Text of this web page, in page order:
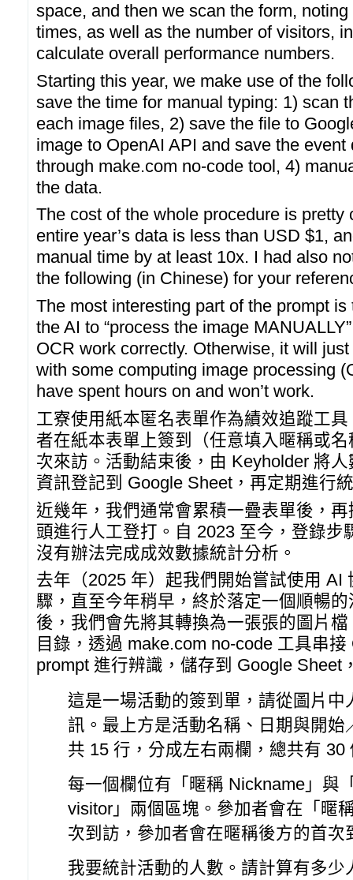
space, and then we scan the form,
times, as well as the number of visitors,
calculate overall performance numbers.
Starting this year, we make use of the
save the time for manual typing: 1) scan
each image files, 2) save the file to
image to OpenAI API and save the
through make.com no-code tool, 4)
the data.
The cost of the whole procedure is pretty
entire year’s data is less than USD $1,
manual time by at least 10x. I had also
the following (in Chinese) for your
The most interesting part of the prompt
the AI to “process the image
OCR work correctly. Otherwise, it will
with some computing image processing
have spent hours on and won’t work.
工寮使用紙本匿名表單作為績效追蹤工
者在紙本表單上簽到（任意填入暱稱或
次來訪。活動結束後，由 Keyholder 將
資訊登記到 Google Sheet，再定期進行
近幾年，我們通常會累積一疊表單後，
頭進行人工登打。自 2023 至今，登錄步
沒有辦法完成成效數據統計分析。
去年（2025 年）起我們開始嘗試使用 AI
驟，直至今年稍早，終於落定一個順暢
後，我們會先將其轉換為一張張的圖片
目錄，透過 make.com no-code 工具串
prompt 進行辨識，儲存到 Google Sheet
這是一場活動的簽到單，請從圖片中
訊。最上方是活動名稱、日期與開始
共 15 行，分成左右兩欄，總共有 30
每一個欄位有「暱稱 Nickname」與
visitor」兩個區塊。參加者會在「暱
次到訪，參加者會在暱稱後方的首次
我要統計活動的人數。請計算有多少